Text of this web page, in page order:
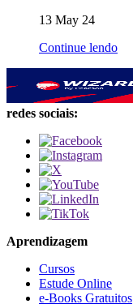
13 May 24
Continue lendo
redes sociais:
Aprendizagem
Cursos
Estude Online
e-Books Gratuitos